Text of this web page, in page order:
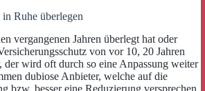
Ruhe überlegen
vergangenen Jahren überlegt hat oder
von vor 10, 20 Jahren
der wird oft durch so eine Anpassung weiter
dubiose Anbieter, welche auf die
bzw. besser eine Reduzierung versprechen.